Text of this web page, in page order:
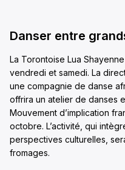
Danser entre
La Torontoise Lua
vendredi et samedi. La
une compagnie de danse
offrira un atelier de danses
Mouvement d’implication
octobre. L’activité, qui
perspectives culturelles,
fromages.